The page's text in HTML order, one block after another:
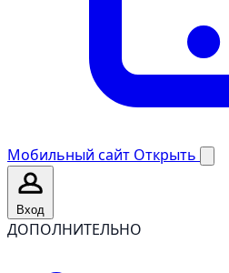
Мобильный сайт Открыть
Вход
ДОПОЛНИТЕЛЬНО